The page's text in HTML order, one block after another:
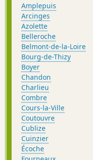
Amplepuis
Arcinges
Azolette
Belleroche
Belmont-de-la-Loire
Bourg-de-Thizy
Boyer
Chandon
Charlieu
Combre
Cours-la-Ville
Coutouvre
Cublize
Cuinzier
Écoche